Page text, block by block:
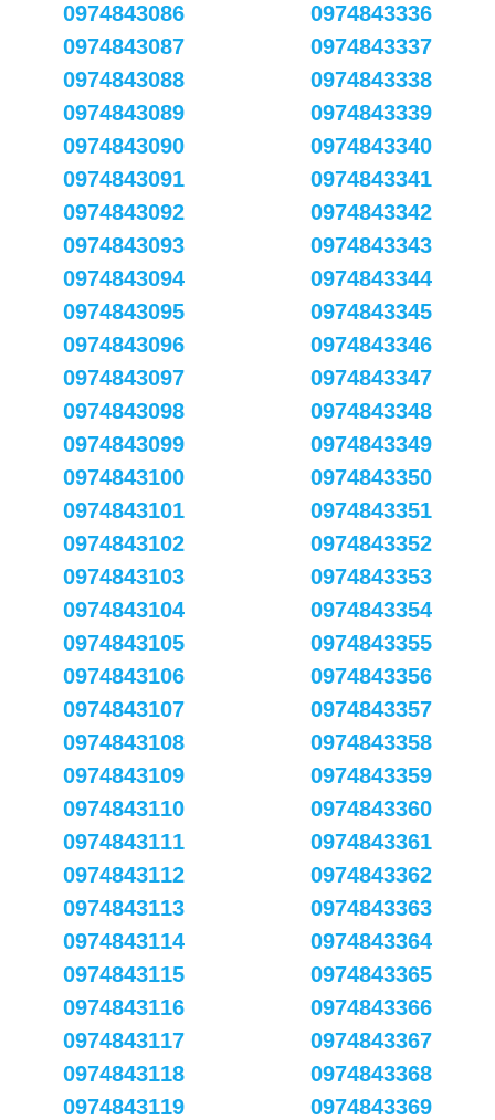
0974843086
0974843087
0974843088
0974843089
0974843090
0974843091
0974843092
0974843093
0974843094
0974843095
0974843096
0974843097
0974843098
0974843099
0974843100
0974843101
0974843102
0974843103
0974843104
0974843105
0974843106
0974843107
0974843108
0974843109
0974843110
0974843111
0974843112
0974843113
0974843114
0974843115
0974843116
0974843117
0974843118
0974843119
0974843336
0974843337
0974843338
0974843339
0974843340
0974843341
0974843342
0974843343
0974843344
0974843345
0974843346
0974843347
0974843348
0974843349
0974843350
0974843351
0974843352
0974843353
0974843354
0974843355
0974843356
0974843357
0974843358
0974843359
0974843360
0974843361
0974843362
0974843363
0974843364
0974843365
0974843366
0974843367
0974843368
0974843369